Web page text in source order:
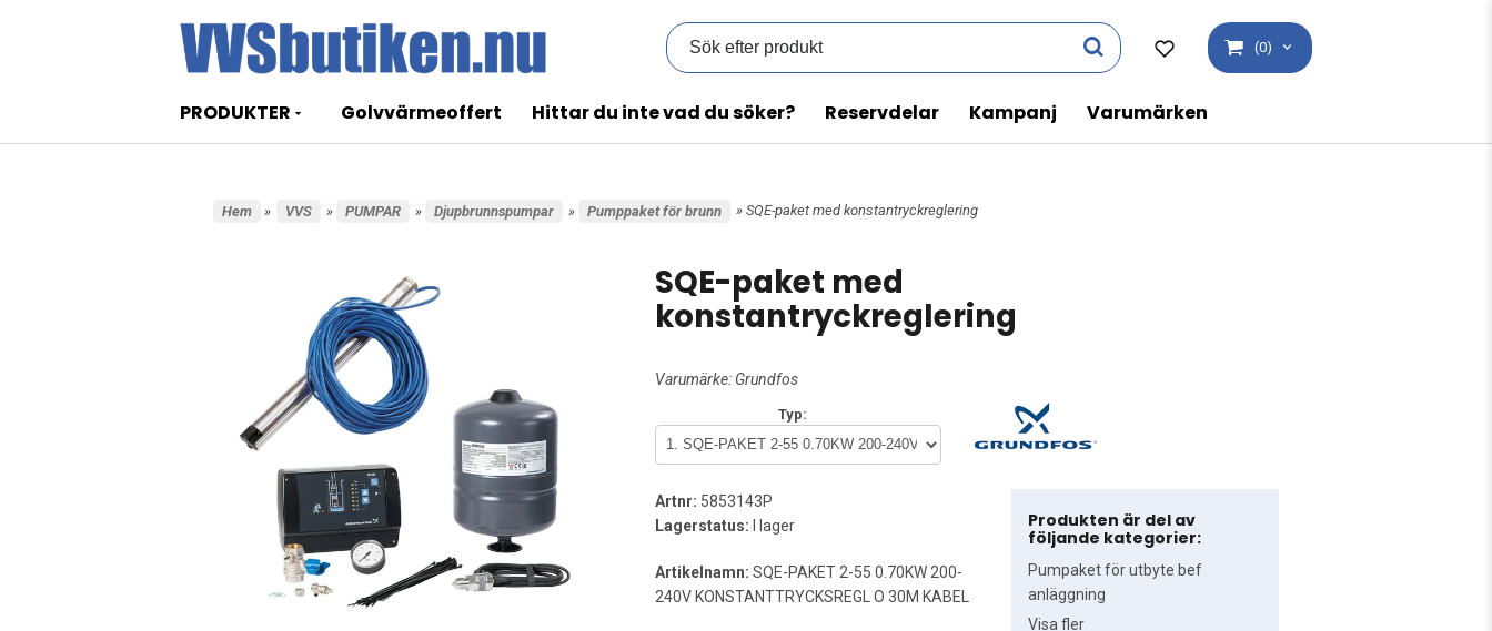
(0)
PRODUKTER Golvvärmeoffert Hittar du inte vad du söker? Reservdelar Kampanj Varumärken
Hem » VVS » PUMPAR » Djupbrunnspumpar » Pumppaket för brunn » SQE-paket med konstantryckreglering
SQE-paket med
konstantryckreglering
Varumärke: Grundfos
Typ:
Artnr: 5853143P
Lagerstatus: I lager
Artikelnamn: SQE-PAKET 2-55 0.70KW 200-
240V KONSTANTTRYCKSREGL O 30M KABEL
Produkten är del av
följande kategorier:
Pumpaket för utbyte bef
anläggning
Visa fler